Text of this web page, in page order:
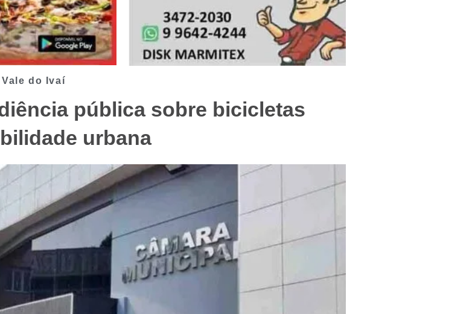
Vale do Ivaí
pública sobre bicicletas
urbana